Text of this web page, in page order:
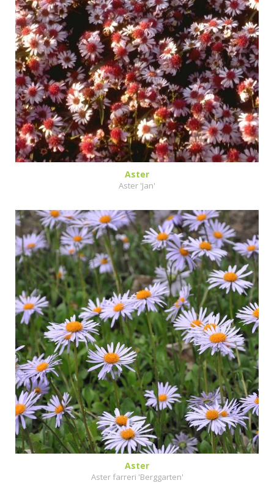
Aster
Aster 'Jan'
Aster
Aster farreri 'Berggarten'